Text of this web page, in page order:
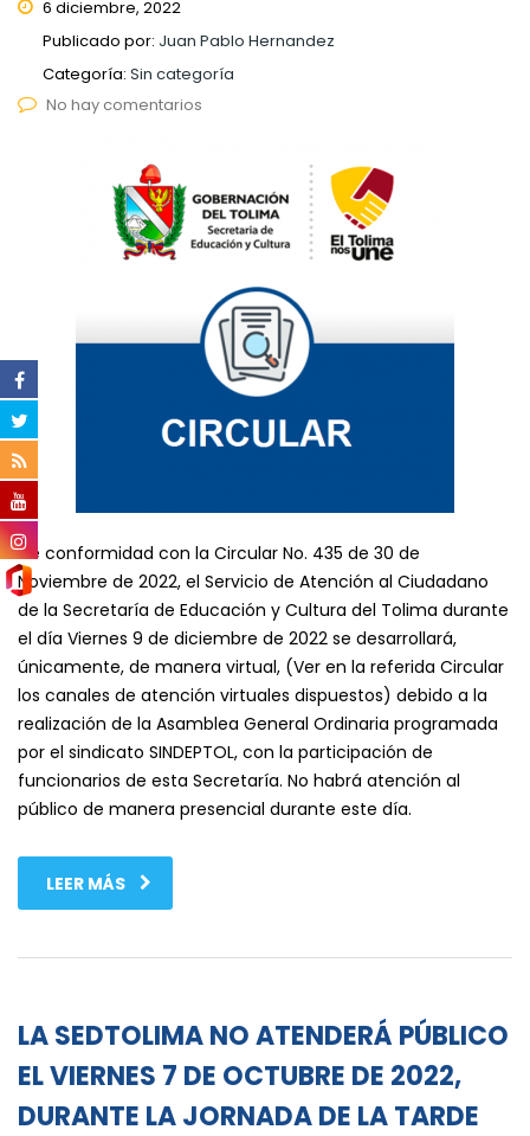
6 diciembre, 2022
Publicado por: Juan Pablo Hernandez
Categoría: Sin categoría
No hay comentarios
De conformidad con la Circular No. 435 de 30 de
Noviembre de 2022, el Servicio de Atención al Ciudadano
de la Secretaría de Educación y Cultura del Tolima durante
el día Viernes 9 de diciembre de 2022 se desarrollará,
únicamente, de manera virtual, (Ver en la referida Circular
los canales de atención virtuales dispuestos) debido a la
realización de la Asamblea General Ordinaria programada
por el sindicato SINDEPTOL, con la participación de
funcionarios de esta Secretaría. No habrá atención al
público de manera presencial durante este día.
LEER MÁS
LA SEDTOLIMA NO ATENDERÁ PÚBLICO
EL VIERNES 7 DE OCTUBRE DE 2022,
DURANTE LA JORNADA DE LA TARDE